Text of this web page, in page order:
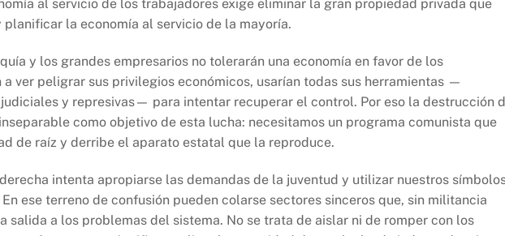
al servicio de los trabajadores exige eliminar la gran propiedad privada que
la economía al servicio de la mayoría.
y los grandes empresarios no tolerarán una economía en favor de los
ver peligrar sus privilegios económicos, usarían todas sus herramientas —
y represivas— para intentar recuperar el control. Por eso la destrucción
como objetivo de esta lucha: necesitamos un programa comunista que
de raíz y derribe el aparato estatal que la reproduce.
intenta apropiarse las demandas de la juventud y utilizar nuestros
ese terreno de confusión pueden colarse sectores sinceros que, sin militancia
salida a los problemas del sistema. No se trata de aislar ni de romper con los